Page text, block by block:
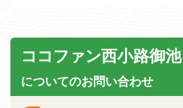
ココファン西小路御池
についてのお問い合わせ